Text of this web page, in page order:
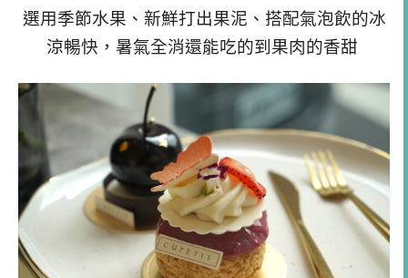
選用季節水果、新鮮打出果泥、搭配氣泡飲的冰
涼暢快，暑氣全消還能吃的到果肉的香甜